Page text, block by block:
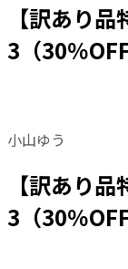
【訳あり
3（30％OFF
小山ゆう
【訳あり
3（30％OFF